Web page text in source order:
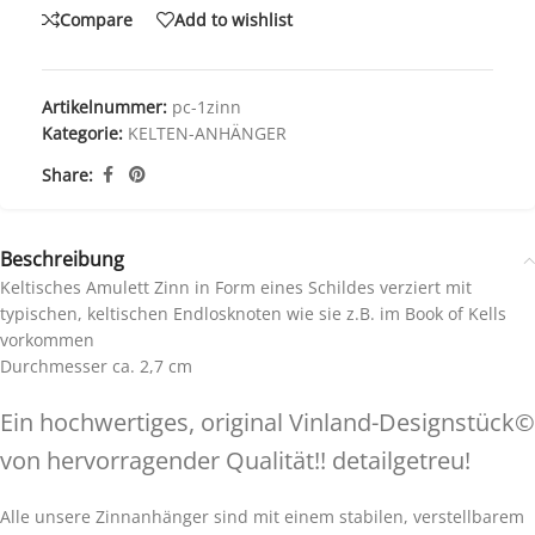
Compare Add to wishlist
Artikelnummer: pc-1zinn
Kategorie: KELTEN-ANHÄNGER
Share:
Beschreibung
Keltisches Amulett Zinn in Form eines Schildes verziert mit
typischen, keltischen Endlosknoten wie sie z.B. im Book of Kells
vorkommen
Durchmesser ca. 2,7 cm
Ein hochwertiges, original Vinland-Designstück©
von hervorragender Qualität!! detailgetreu!
Alle unsere Zinnanhänger sind mit einem stabilen, verstellbarem